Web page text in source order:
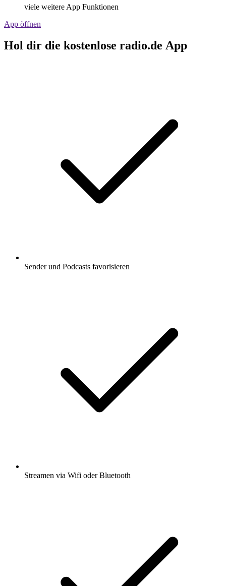
viele weitere App Funktionen
App öffnen
Hol dir die kostenlose radio.de App
Sender und Podcasts favorisieren
Streamen via Wifi oder Bluetooth